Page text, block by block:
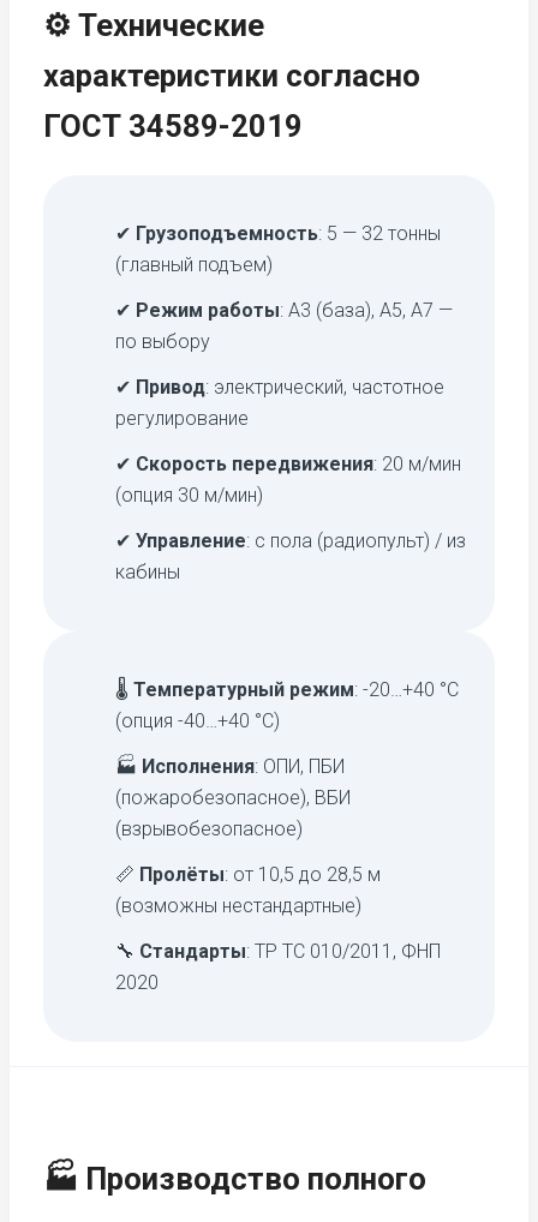
⚙️ Технические
характеристики согласно
ГОСТ 34589-2019
✔ Грузоподъемность: 5 — 32 тонны
(главный подъем)
✔ Режим работы: А3 (база), А5, А7 —
по выбору
✔ Привод: электрический, частотное
регулирование
✔ Скорость передвижения: 20 м/мин
(опция 30 м/мин)
✔ Управление: с пола (радиопульт) / из
кабины
🌡 Температурный режим: -20…+40 °C
(опция -40…+40 °C)
🏭 Исполнения: ОПИ, ПБИ
(пожаробезопасное), ВБИ
(взрывобезопасное)
📏 Пролёты: от 10,5 до 28,5 м
(возможны нестандартные)
🔧 Стандарты: ТР ТС 010/2011, ФНП
2020
🏭 Производство полного